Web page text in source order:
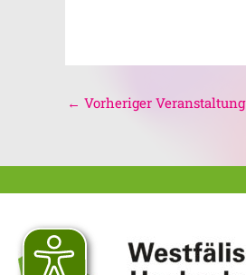
← Vorheriger Veranstaltung